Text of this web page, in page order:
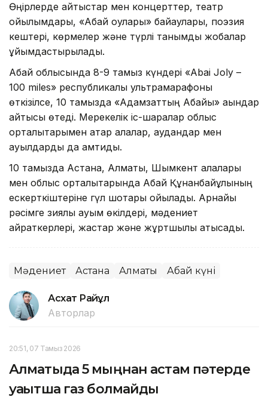
Өңірлерде айтыстар мен концерттер, театр
қойылымдары, «Абай оқулары» байқаулары, поэзия
кештері, көрмелер және түрлі танымдық жобалар
ұйымдастырылады.
Абай облысында 8-9 тамыз күндері «Abai Joly –
100 miles» республикалық ультрамарафоны
өткізілсе, 10 тамызда «Адамзаттың Абайы» ақындар
айтысы өтеді. Мерекелік іс-шаралар облыс
орталықтарымен қатар қалалар, аудандар мен
ауылдарды да қамтиды.
10 тамызда Астана, Алматы, Шымкент қалалары
мен облыс орталықтарында Абай Құнанбайұлының
ескерткіштеріне гүл шоқтары қойылады. Арнайы
рәсімге зиялы қауым өкілдері, мәдениет
қайраткерлері, жастар және жұртшылық қатысады.
Мәдениет Астана Алматы Абай күні
Асхат Райқұл
Авторлар
20:51, 07 Тамыз 2026
Алматыда 5 мыңнан астам пәтерде
уақытша газ болмайды